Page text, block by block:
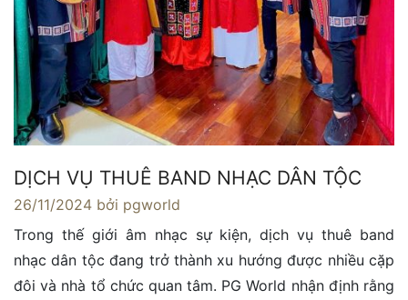
DỊCH VỤ THUÊ BAND NHẠC DÂN TỘC
26/11/2024 bởi pgworld
Trong thế giới âm nhạc sự kiện, dịch vụ thuê band
nhạc dân tộc đang trở thành xu hướng được nhiều cặp
đôi và nhà tổ chức quan tâm. PG World nhận định rằng